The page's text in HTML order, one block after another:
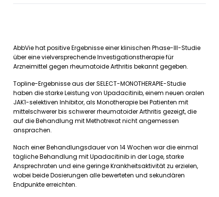
AbbVie hat positive Ergebnisse einer klinischen Phase-III-Studie
über eine vielversprechende Investigationstherapie für
Arzneimittel gegen rheumatoide Arthritis bekannt gegeben.
Topline-Ergebnisse aus der SELECT-MONOTHERAPIE-Studie
haben die starke Leistung von Upadacitinib, einem neuen oralen
JAK1-selektiven Inhibitor, als Monotherapie bei Patienten mit
mittelschwerer bis schwerer rheumatoider Arthritis gezeigt, die
auf die Behandlung mit Methotrexat nicht angemessen
ansprachen.
Nach einer Behandlungsdauer von 14 Wochen war die einmal
tägliche Behandlung mit Upadacitinib in der Lage, starke
Ansprechraten und eine geringe Krankheitsaktivität zu erzielen,
wobei beide Dosierungen alle bewerteten und sekundären
Endpunkte erreichten.